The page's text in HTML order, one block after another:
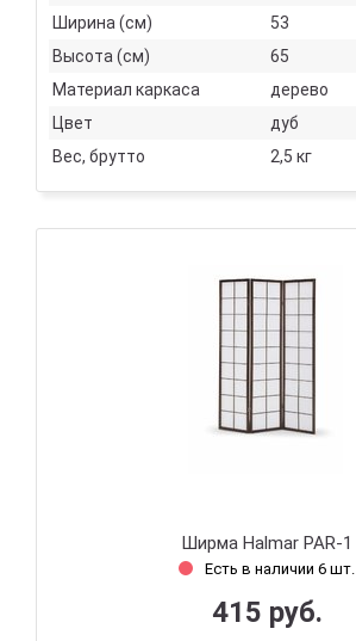
Ширина (см)
53
Высота (см)
65
Материал каркаса
дерево
Цвет
дуб
Вес, брутто
2,5 кг
Ширма Halmar PAR-1
Есть в наличии 6 шт.
415 руб.